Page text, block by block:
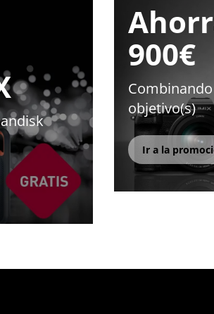
900€
objetivo(s)
Ir a la